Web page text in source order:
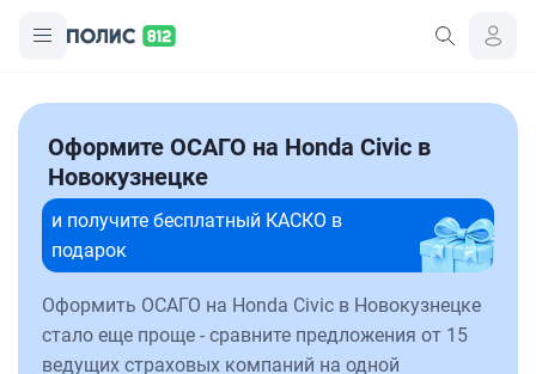
Оформите ОСАГО на Honda Civic в
Новокузнецке
и получите бесплатный КАСКО в
подарок
Оформить ОСАГО на Honda Civic в Новокузнецке
стало еще проще - сравните предложения от 15
ведущих страховых компаний на одной